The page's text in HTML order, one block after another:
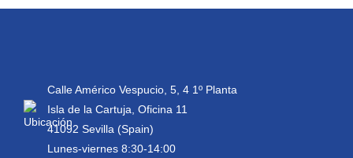
Calle Américo Vespucio, 5, 4 1º Planta
Isla de la Cartuja, Oficina 11
41092 Sevilla (Spain)
Lunes-viernes 8:30-14:00